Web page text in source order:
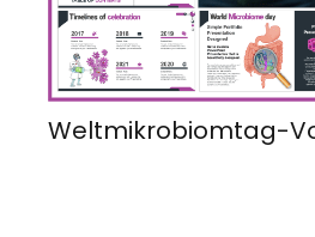
Weltmikrobiomtag-